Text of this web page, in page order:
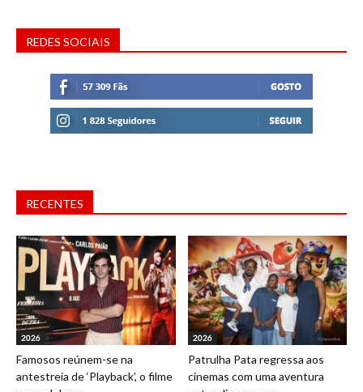
REDES SOCIAIS
RECENTES
2026
Famosos reúnem-se na
antestreia de ‘Playback’, o filme
2026
Patrulha Pata regressa aos
cinemas com uma aventura